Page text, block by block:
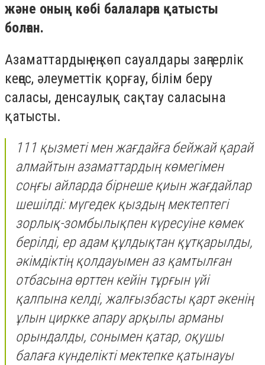
және оның көбі балаларға қатысты
болған.
Азаматтардың ең көп сауалдары заңгерлік
кеңес, әлеуметтік қорғау, білім беру
саласы, денсаулық сақтау саласына
қатысты.
111 қызметі мен жағдайға бейжай қарай
алмайтын азаматтардың көмегімен
соңғы айларда бірнеше қиын жағдайлар
шешілді: мүгедек қыздың мектептегі
зорлық-зомбылықпен күресуіне көмек
берілді, ер адам құлдықтан құтқарылды,
әкімдіктің қолдауымен аз қамтылған
отбасына өрттен кейін тұрғын үйі
қалпына келді, жалғызбасты қарт әкенің
ұлын циркке апару арқылы арманы
орындалды, сонымен қатар, оқушы
балаға күнделікті мектепке қатынауы